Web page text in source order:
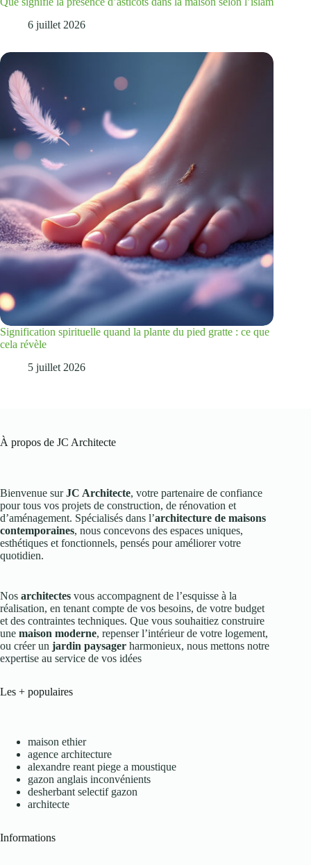
6 juillet 2026
Signification spirituelle quand la plante du pied gratte : ce que
cela révèle
5 juillet 2026
À propos de JC Architecte
Bienvenue surJC Architecte, votre partenaire de confiance
pour tous vos projets de construction, de rénovation et
d’aménagement. Spécialisés dans l’architecture de maisons
contemporaines, nous concevons des espaces uniques,
esthétiques et fonctionnels, pensés pour améliorer votre
quotidien.
Nos architectes vous accompagnent de l’esquisse à la
réalisation, en tenant compte de vos besoins, de votre budget
et des contraintes techniques. Que vous souhaitiez construire
une maison moderne, repenser l’intérieur de votre logement,
ou créer un jardin paysager harmonieux, nous mettons notre
expertise au service de vos idées
Les + populaires
maison ethier
agence architecture
alexandre reant piege a moustique
gazon anglais inconvénients
desherbant selectif gazon
architecte
Informations